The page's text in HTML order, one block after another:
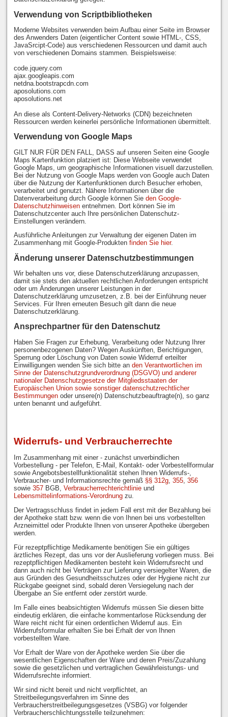
Verwendung von Scriptbibliotheken
Moderne Websites verwenden beim Aufbau einer Seite im Browser
des Anwenders Daten (eigentlicher Content sowie HTML-, CSS,
JavaSrcipt-Code) aus verschiedenen Ressourcen und damit auch
von verschiedenen Domains stammen. Beispielsweise:
code.jquery.com
ajax.googleapis.com
netdna.bootstrapcdn.com
aposolutions.com
aposolutions.net
An diese als Content-Delivery-Networks (CDN) bezeichneten
Ressourcen werden keinerlei persönliche Informationen übermittelt.
Verwendung von Google Maps
GILT NUR FÜR DEN FALL, DASS auf unseren Seiten eine Google
Maps Kartenfunktion platziert ist: Diese Webseite verwendet
Google Maps, um geographische Informationen visuell darzustellen.
Bei der Nutzung von Google Maps werden von Google auch Daten
über die Nutzung der Kartenfunktionen durch Besucher erhoben,
verarbeitet und genutzt. Nähere Informationen über die
Datenverarbeitung durch Google können Sie den Google-
Datenschutzhinweisenentnehmen. Dort können Sie im
Datenschutzcenter auch Ihre persönlichen Datenschutz-
Einstellungen verändern.
Ausführliche Anleitungen zur Verwaltung der eigenen Daten im
Zusammenhang mit Google-Produktenfinden Sie hier.
Änderung unserer Datenschutzbestimmungen
Wir behalten uns vor, diese Datenschutzerklärung anzupassen,
damit sie stets den aktuellen rechtlichen Anforderungen entspricht
oder um Änderungen unserer Leistungen in der
Datenschutzerklärung umzusetzen, z.B. bei der Einführung neuer
Services. Für Ihren erneuten Besuch gilt dann die neue
Datenschutzerklärung.
Ansprechpartner für den Datenschutz
Haben Sie Fragen zur Erhebung, Verarbeitung oder Nutzung Ihrer
personenbezogenen Daten? Wegen Auskünften, Berichtigungen,
Sperrung oder Löschung von Daten sowie Widerruf erteilter
Einwilligungen wenden Sie sich bitte an den Verantwortlichen im
Sinne der Datenschutzgrundverordnung (DSGVO) und anderer
nationaler Datenschutzgesetze der Mitgliedsstaaten der
Europäischen Union sowie sonstiger datenschutzrechtlicher
Bestimmungenoder unsere(n) Datenschutzbeauftragte(n), so ganz
unten benannt und aufgeführt.
Widerrufs- und Verbraucherrechte
Im Zusammenhang mit einer - zunächst unverbindlichen
Vorbestellung - per Telefon, E-Mail, Kontakt- oder Vorbestellformular
sowie Angebotsbestellfunktionalität stehen Ihnen Widerrufs-,
Verbraucher- und Informationsrechte gemäß §§ 312g, 355, 356
sowie 357BGB, Verbraucherrechterichtlinieund
Lebensmittelinformations-Verordnungzu.
Der Vertragsschluss findet in jedem Fall erst mit der Bezahlung bei
der Apotheke statt bzw. wenn die von Ihnen bei uns vorbestellten
Arzneimittel oder Produkte Ihnen von unserer Apotheke übergeben
werden.
Für rezeptpflichtige Medikamente benötigen Sie ein gültiges
ärztliches Rezept, das uns vor der Auslieferung vorliegen muss. Bei
rezeptpflichtigen Medikamenten besteht kein Widerrufsrecht und
dann auch nicht bei Verträgen zur Lieferung versiegelter Waren, die
aus Gründen des Gesundheitsschutzes oder der Hygiene nicht zur
Rückgabe geeignet sind, sobald deren Versiegelung nach der
Übergabe an Sie entfernt oder zerstört wurde.
Im Falle eines beabsichtigten Widerrufs müssen Sie diesen bitte
eindeutig erklären, die einfache kommentarlose Rücksendung der
Ware reicht nicht für einen ordentlichen Widerruf aus. Ein
Widerrufsformular erhalten Sie bei Erhalt der von Ihnen
vorbestellten Ware.
Vor Erhalt der Ware von der Apotheke werden Sie über die
wesentlichen Eigenschaften der Ware und deren Preis/Zuzahlung
sowie die gesetzlichen und vertraglichen Gewährleistungs- und
Widerrufsrechte informiert.
Wir sind nicht bereit und nicht verpflichtet, an
Streitbeilegungsverfahren im Sinne des
Verbraucherstreitbeilegungsgesetzes (VSBG) vor folgender
Verbraucherschlichtungsstelle teilzunehmen: